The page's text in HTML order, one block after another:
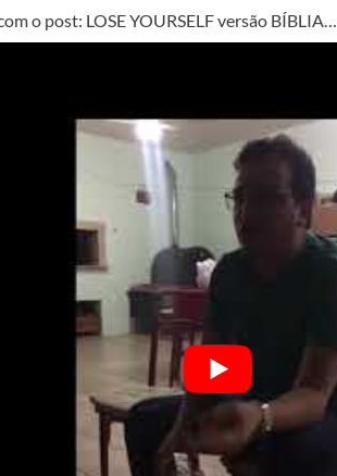
o post: LOSE YOURSELF versão BÍBLIA…